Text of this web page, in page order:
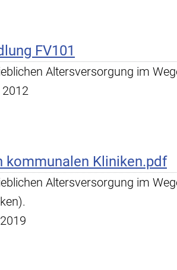
FV101
Altersversorgung im
2012
kommunalen Kliniken.pdf
Altersversorgung im